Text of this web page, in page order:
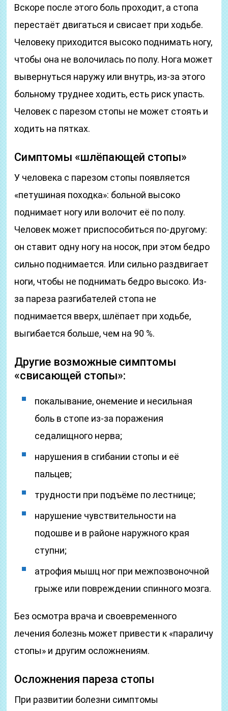
Вскоре после этого боль проходит, а стопа
перестаёт двигаться и свисает при ходьбе.
Человеку приходится высоко поднимать ногу,
чтобы она не волочилась по полу. Нога может
вывернуться наружу или внутрь, из-за этого
больному труднее ходить, есть риск упасть.
Человек с парезом стопы не может стоять и
ходить на пятках.
Симптомы «шлёпающей стопы»
У человека с парезом стопы появляется
«петушиная походка»: больной высоко
поднимает ногу или волочит её по полу.
Человек может приспособиться по-другому:
он ставит одну ногу на носок, при этом бедро
сильно поднимается. Или сильно раздвигает
ноги, чтобы не поднимать бедро высоко. Из-
за пареза разгибателей стопа не
поднимается вверх, шлёпает при ходьбе,
выгибается больше, чем на 90 %.
Другие возможные симптомы
«свисающей стопы»:
покалывание, онемение и несильная
боль в стопе из-за поражения
седалищного нерва;
нарушения в сгибании стопы и её
пальцев;
трудности при подъёме по лестнице;
нарушение чувствительности на
подошве и в районе наружного края
ступни;
атрофия мышц ног при межпозвоночной
грыже или повреждении спинного мозга.
Без осмотра врача и своевременного
лечения болезнь может привести к «параличу
стопы» и другим осложнениям.
Осложнения пареза стопы
При развитии болезни симптомы